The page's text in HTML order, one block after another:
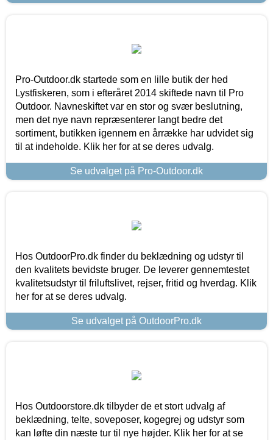
Pro-Outdoor.dk startede som en lille butik der hed
Lystfiskeren, som i efteråret 2014 skiftede navn til Pro
Outdoor. Navneskiftet var en stor og svær beslutning,
men det nye navn repræsenterer langt bedre det
sortiment, butikken igennem en årrække har udvidet sig
til at indeholde. Klik her for at se deres udvalg.
Se udvalget på Pro-Outdoor.dk
Hos OutdoorPro.dk finder du beklædning og udstyr til
den kvalitets bevidste bruger. De leverer gennemtestet
kvalitetsudstyr til friluftslivet, rejser, fritid og hverdag. Klik
her for at se deres udvalg.
Se udvalget på OutdoorPro.dk
Hos Outdoorstore.dk tilbyder de et stort udvalg af
beklædning, telte, soveposer, kogegrej og udstyr som
kan løfte din næste tur til nye højder. Klik her for at se